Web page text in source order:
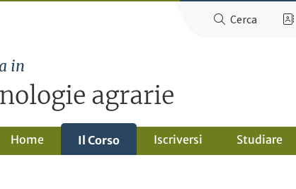
Cerca
in
agrarie
Home Il Corso Iscriversi Studiare